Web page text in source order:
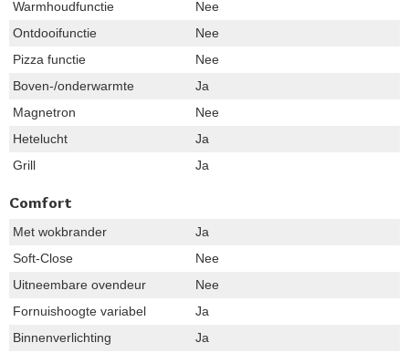
Warmhoudfunctie
Nee
Ontdooifunctie
Nee
Pizza functie
Nee
Boven-/onderwarmte
Ja
Magnetron
Nee
Hetelucht
Ja
Grill
Ja
Comfort
Met wokbrander
Ja
Soft-Close
Nee
Uitneembare ovendeur
Nee
Fornuishoogte variabel
Ja
Binnenverlichting
Ja